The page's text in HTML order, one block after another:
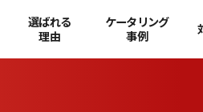
選ばれる
理由
ケータリング
事例